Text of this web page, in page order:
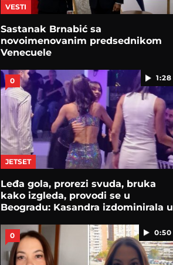
VESTI
Sastanak Brnabić sa
novoimenovanim predsednikom
Venecuele
1:28
0
JETSET
Leđa gola, prorezi svuda, bruka
kako izgleda, provodi se u
Beogradu: Kasandra izdominirala u
0:50
0